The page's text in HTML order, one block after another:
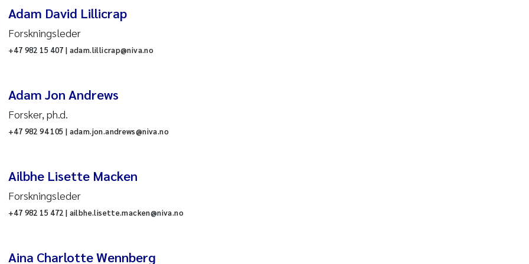
Økotoksikologi og
Oseanografi
Nedbørfeltprosesser
og samfunn
Administrativ support
Nullstill
Adam David Lillicrap
Forskningsleder
+47 982 15 407 | adam.lillicrap@niva.no
Adam Jon Andrews
Forsker, ph.d.
+47 982 94 105 | adam.jon.andrews@niva.no
Ailbhe Lisette Macken
Forskningsleder
+47 982 15 472 | ailbhe.lisette.macken@niva.no
Aina Charlotte Wennberg